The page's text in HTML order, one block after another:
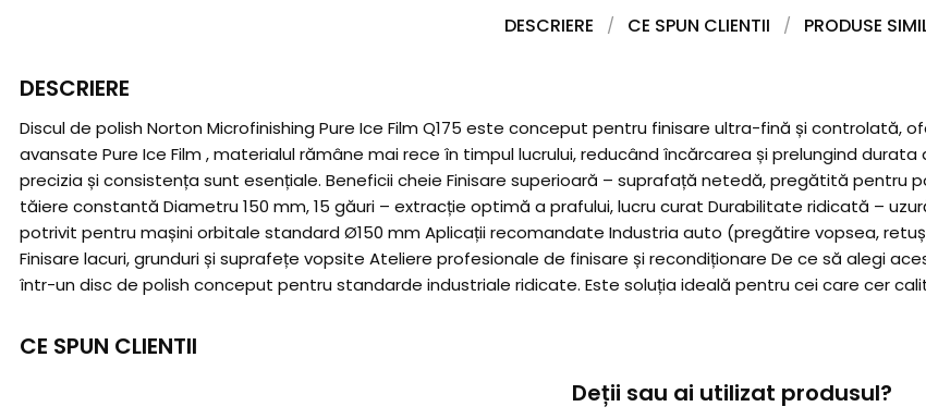
DESCRIERE CE SPUN CLIENTII PRODUSE
DESCRIERE
Discul de polish Norton Microfinishing Pure Ice Film Q175 este conceput pentru finisare ultra-fină și controlată,
avansate Pure Ice Film , materialul rămâne mai rece în timpul lucrului, reducând încărcarea și prelungind
precizia și consistența sunt esențiale. Beneficii cheie Finisare superioară – suprafață netedă, pregătită pentru
tăiere constantă Diametru 150 mm, 15 găuri – extracție optimă a prafului, lucru curat Durabilitate ridicată –
potrivit pentru mașini orbitale standard Ø150 mm Aplicații recomandate Industria auto (pregătire vopsea,
Finisare lacuri, grunduri și suprafețe vopsite Ateliere profesionale de finisare și recondiționare De ce să alegi
într-un disc de polish conceput pentru standarde industriale ridicate. Este soluția ideală pentru cei care cer
CE SPUN CLIENTII
Deții sau ai utilizat produsul?